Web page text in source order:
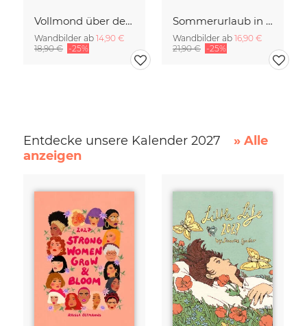
Vollmond über dem Canal Grande in Venedig
Wandbilder ab 14,90 €
18,90 € -25%
Sommerurlaub in der Südsee
Wandbilder ab 16,90 €
21,90 € -25%
Entdecke unsere Kalender 2027
» Alle
anzeigen